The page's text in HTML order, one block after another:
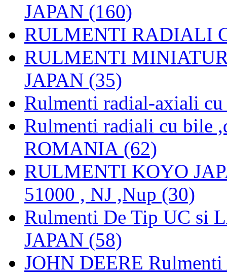
JAPAN (160)
RULMENTI RADIALI
RULMENTI
JAPAN (35)
Rulmenti radial-axiali
Rulmenti radiali cu bile
ROMANIA (62)
RULMENTI KOYO
51000 , NJ ,Nup (30)
Rulmenti De Tip UC si
JAPAN (58)
JOHN DEERE